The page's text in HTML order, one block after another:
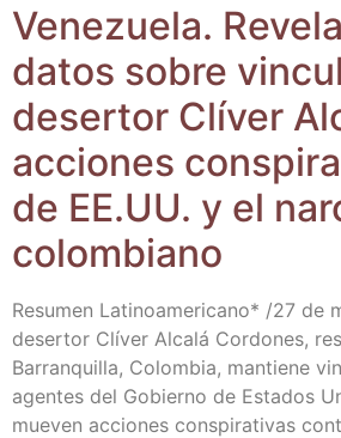
Vene­zue­la.
datos sobre
deser­tor Clí­ver
accio­nes
de EE.UU. y el
colombiano
Resu­men Lati­no­ame­ri­cano* /​27 de
deser­tor Clí­ver Alca­lá Cor­do­nes,
Barran­qui­lla, Colom­bia, man­tie­ne
agen­tes del Gobierno de Esta­dos
mue­ven accio­nes cons­pi­ra­ti­vas